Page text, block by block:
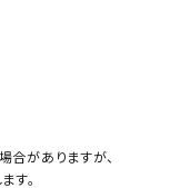
がありますが、
す。